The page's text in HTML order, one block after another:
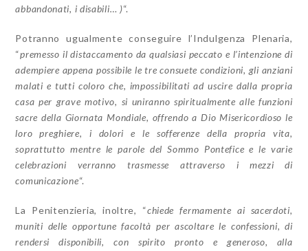
abbandonati, i disabili… )“.
Potranno ugualmente conseguire l’Indulgenza Plenaria,
“premesso il distaccamento da qualsiasi peccato e l’intenzione di
adempiere appena possibile le tre consuete condizioni, gli anziani
malati e tutti coloro che, impossibilitati ad uscire dalla propria
casa per grave motivo, si uniranno spiritualmente alle funzioni
sacre della Giornata Mondiale, offrendo a Dio Misericordioso le
loro preghiere, i dolori e le sofferenze della propria vita,
soprattutto mentre le parole del Sommo Pontefice e le varie
celebrazioni verranno trasmesse attraverso i mezzi di
comunicazione“.
La Penitenzieria, inoltre, “chiede fermamente ai sacerdoti,
muniti delle opportune facoltà per ascoltare le confessioni, di
rendersi disponibili, con spirito pronto e generoso, alla